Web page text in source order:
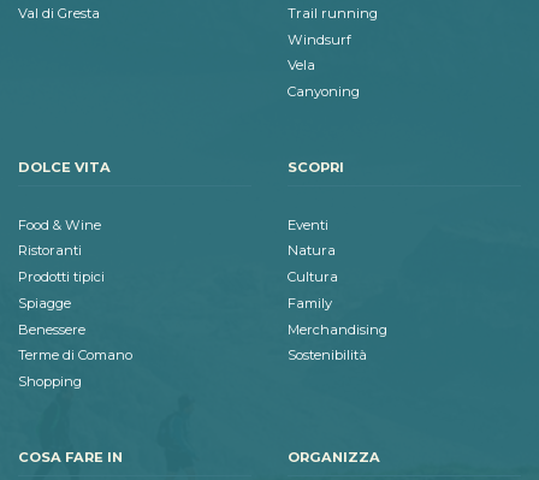
Val di Gresta
Trail running
Windsurf
Vela
Canyoning
DOLCE VITA
Food & Wine
Ristoranti
Prodotti tipici
Spiagge
Benessere
Terme di Comano
Shopping
SCOPRI
Eventi
Natura
Cultura
Family
Merchandising
Sostenibilità
COSA FARE IN ORGANIZZA